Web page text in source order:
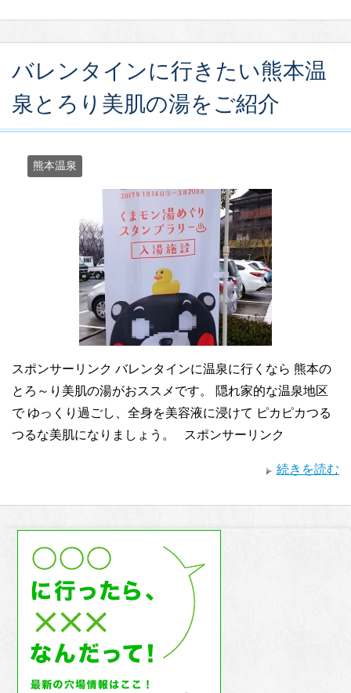
バレンタインに行きたい熊本温
泉とろり美肌の湯をご紹介
熊本温泉
スポンサーリンク バレンタインに温泉に行くなら 熊本の
とろ～り美肌の湯がおススメです。 隠れ家的な温泉地区
で ゆっくり過ごし、全身を美容液に浸けて ピカピカつる
つるな美肌になりましょう。 スポンサーリンク
続きを読む